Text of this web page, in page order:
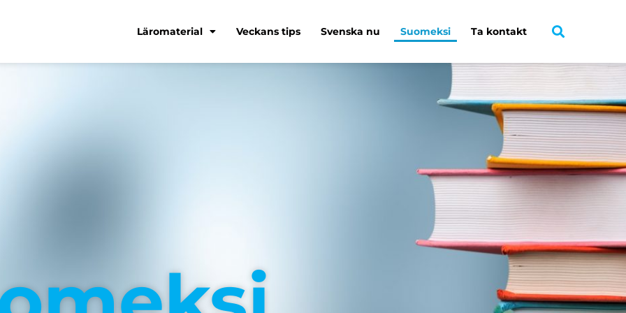
Läromaterial Veckans tips Svenska nu Suomeksi Ta kontakt